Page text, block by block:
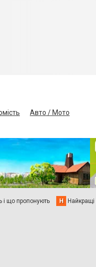
Авто / Мото
і що пропонують Н Найкращі